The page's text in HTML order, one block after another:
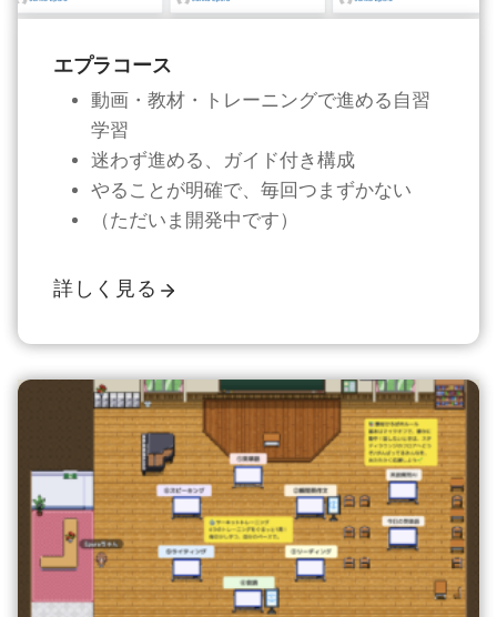
エプラコース
動画・教材・トレーニングで進める自習
学習
迷わず進める、ガイド付き構成
やることが明確で、毎回つまずかない
（ただいま開発中です）
詳しく見る